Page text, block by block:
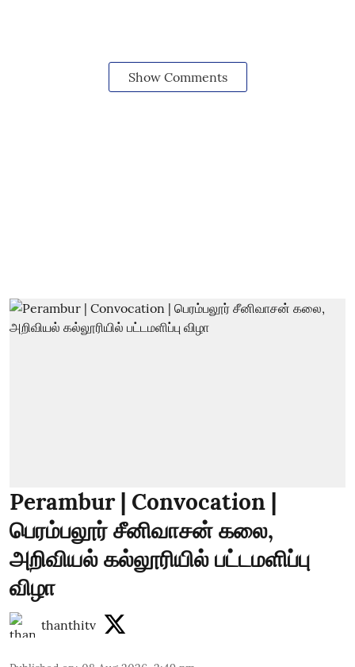
Show Comments
Perambur | Convocation |
பெரம்பலூர் சீனிவாசன் கலை,
அறிவியல் கல்லூரியில் பட்டமளிப்பு
விழா
thanthitv